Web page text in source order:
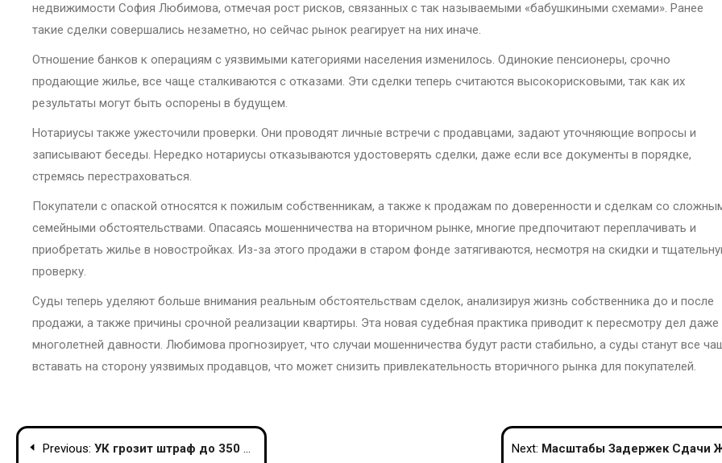
недвижимости София Любимова, отмечая рост рисков, связанных с так называемыми «бабушкиными схемами». Ранее
такие сделки совершались незаметно, но сейчас рынок реагирует на них иначе.
Отношение банков к операциям с уязвимыми категориями населения изменилось. Одинокие пенсионеры, срочно
продающие жилье, все чаще сталкиваются с отказами. Эти сделки теперь считаются высокорисковыми, так как их
результаты могут быть оспорены в будущем.
Нотариусы также ужесточили проверки. Они проводят личные встречи с продавцами, задают уточняющие вопросы и
записывают беседы. Нередко нотариусы отказываются удостоверять сделки, даже если все документы в порядке,
стремясь перестраховаться.
Покупатели с опаской относятся к пожилым собственникам, а также к продажам по доверенности и сделкам со
семейными обстоятельствами. Опасаясь мошенничества на вторичном рынке, многие предпочитают переплачивать и
приобретать жилье в новостройках. Из-за этого продажи в старом фонде затягиваются, несмотря на скидки и
проверку.
Суды теперь уделяют больше внимания реальным обстоятельствам сделок, анализируя жизнь собственника до и после
продажи, а также причины срочной реализации квартиры. Эта новая судебная практика приводит к пересмотру дел даже
многолетней давности. Любимова прогнозирует, что случаи мошенничества будут расти стабильно, а суды станут все
вставать на сторону уязвимых продавцов, что может снизить привлекательность вторичного рынка для покупателей.
PostPrevious: УК грозит штраф до 350 000 рублей за неубранный снег и наледь на крыше Next: Масштабы Задержек Сдачи Жилья в России